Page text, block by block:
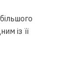
із її